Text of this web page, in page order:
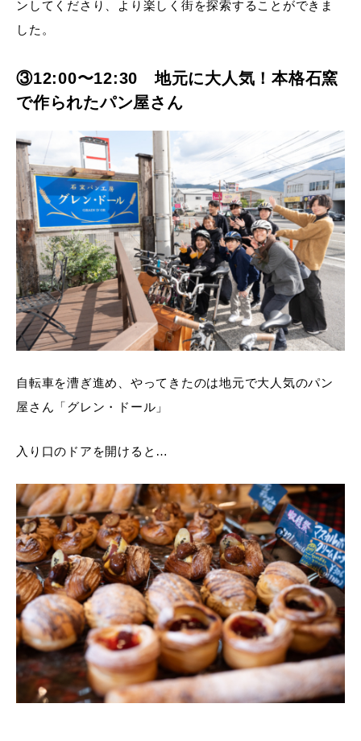
ンしてくださり、より楽しく街を探索することができま
した。
③12:00〜12:30 地元に大人気！本格石窯
で作られたパン屋さん
自転車を漕ぎ進め、やってきたのは地元で大人気のパン
屋さん「グレン・ドール」
入り口のドアを開けると…